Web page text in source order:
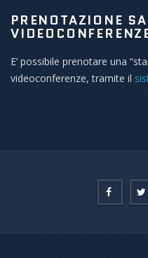
PRENOTAZIONE
E’ possibile prenotare una
videoconferenze, tramite il